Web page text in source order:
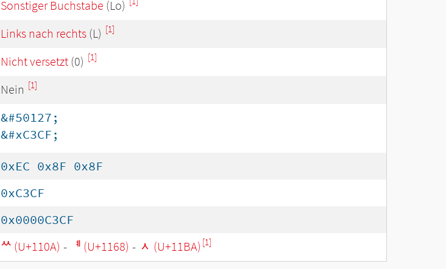
Sonstiger Buchstabe (Lo)
Links nach rechts (L) [1]
Nicht versetzt (0) [1]
Nein [1]
&#50127;
&#xC3CF;
0xEC 0x8F 0x8F
0xC3CF
0x0000C3CF
ᄊ (U+110A) - ᅨ (U+1168) - ᆺ (U+11BA) [1]